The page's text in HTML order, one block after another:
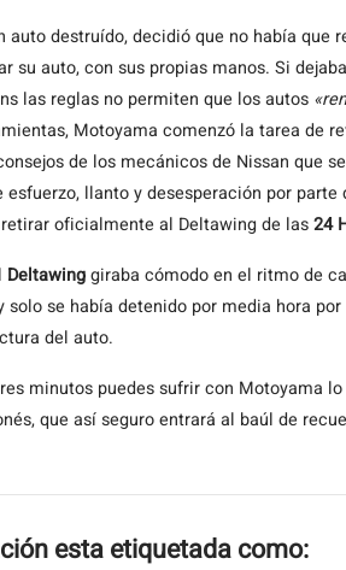
auto destruído, decidió que no había
su auto, con sus propias manos. Si
las reglas no permiten que los autos
Motoyama comenzó la tarea de
de los mecánicos de Nissan que
esfuerzo, llanto y desesperación por
oficialmente al Deltawing de las24
Deltawinggiraba cómodo en el ritmo de
solo se había detenido por media hora
del auto.
minutos puedes sufrir con Motoyama
que así seguro entrará al baúl de
esta etiquetada como: